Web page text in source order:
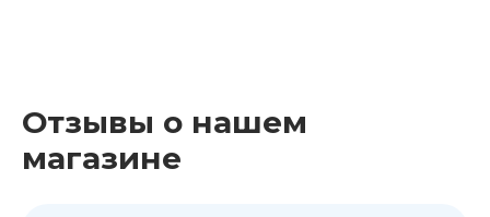
Отзывы о нашем
магазине